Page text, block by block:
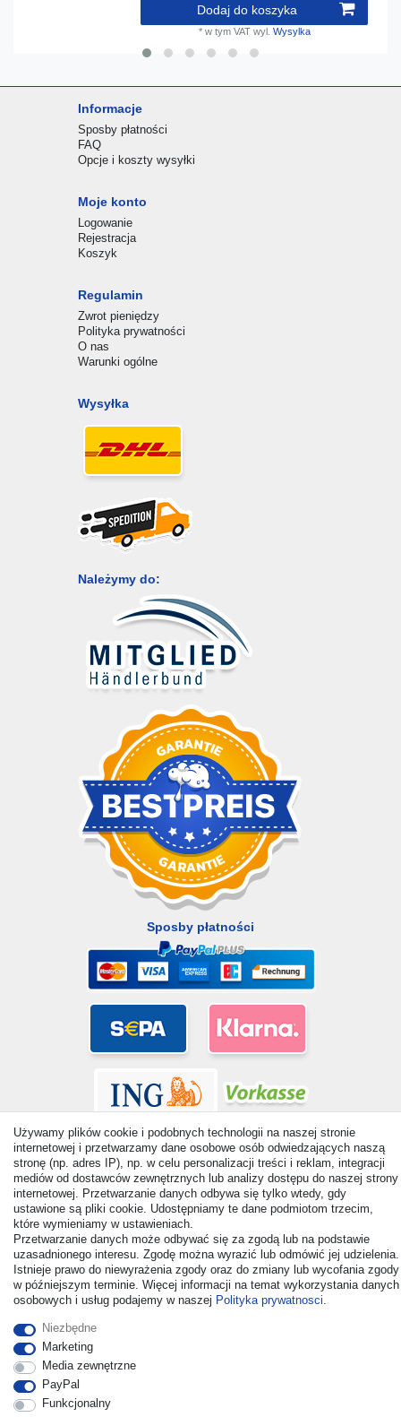
Dodaj do koszyka
* w tym VATwyl. Wysylka
Informacje
Sposby płatności
FAQ
Opcje i koszty wysyłki
Moje konto
Logowanie
Rejestracja
Koszyk
Regulamin
Zwrot pieniędzy
Polityka prywatności
O nas
Warunki ogólne
Wysyłka
Należymy do:
Sposby płatności
© Copyright 2026 | Wszelkie prawa zastrzezone. - All rights
reserved. Prices incl. VAT. 19% VAT Basic prices see article detail
| * Applies to deliveries to the UK!
Używamy plików cookie i podobnych technologii na naszej stronie
internetowej i przetwarzamy dane osobowe osób odwiedzających naszą
stronę (np. adres IP), np. w celu personalizacji treści i reklam, integracji
mediów od dostawców zewnętrznych lub analizy dostępu do naszej strony
internetowej. Przetwarzanie danych odbywa się tylko wtedy, gdy
ustawione są pliki cookie. Udostępniamy te dane podmiotom trzecim,
które wymieniamy w ustawieniach.
Przetwarzanie danych może odbywać się za zgodą lub na podstawie
uzasadnionego interesu. Zgodę można wyrazić lub odmówić jej udzielenia.
Istnieje prawo do niewyrażenia zgody oraz do zmiany lub wycofania zgody
w późniejszym terminie. Więcej informacji na temat wykorzystania danych
osobowych i usług podajemy w naszej Polityka prywatnosci.
Niezbędne
Marketing
Media zewnętrzne
PayPal
Funkcjonalny
Odstąp od umowy tutaj Kontakt